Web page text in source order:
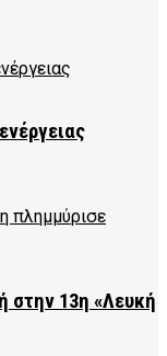
στην 13η «Λευκή